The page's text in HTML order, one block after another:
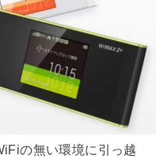
の無い環境に引っ越